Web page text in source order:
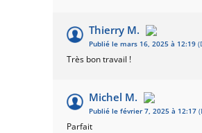
Thierry M.
Publié le mars 16, 2025 à 12:19
Très bon travail !
Michel M.
Publié le février 7, 2025 à 12:17
Parfait